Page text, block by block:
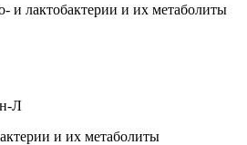
и лактобактерии и их метаболиты
Л
и их метаболиты